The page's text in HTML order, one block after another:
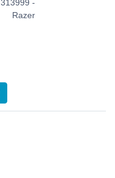
313999 -
Razer